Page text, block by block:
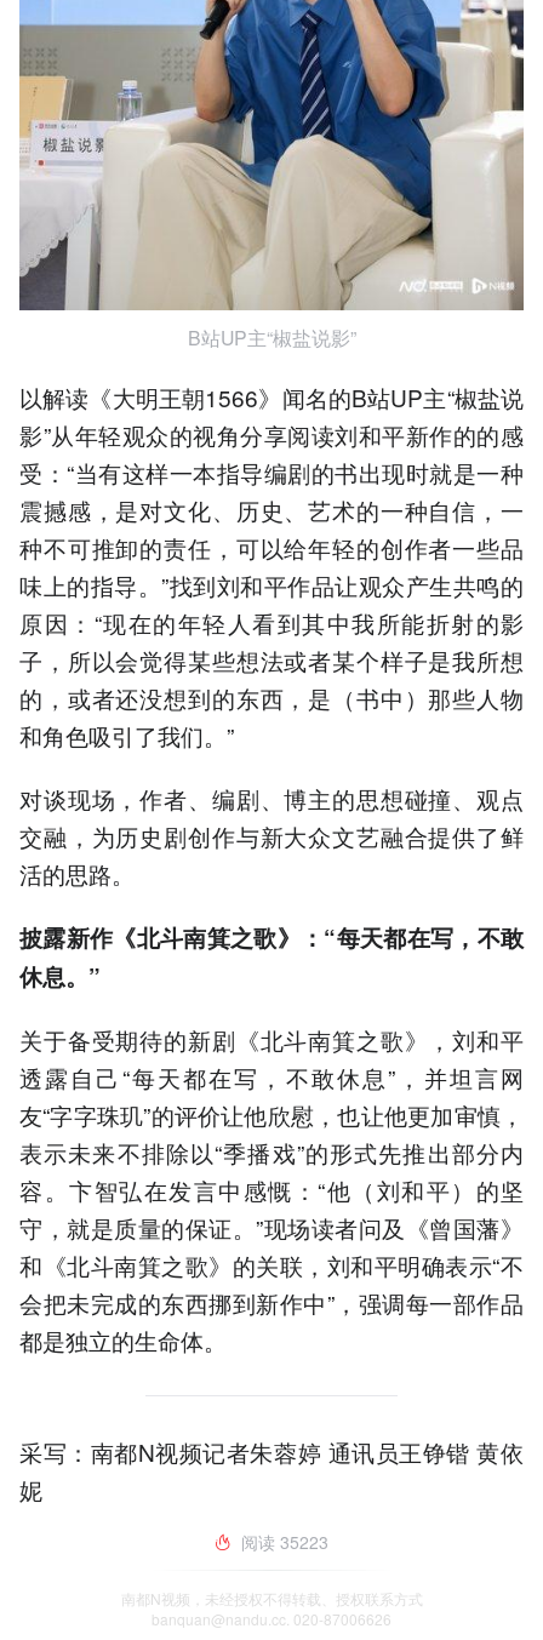
B站UP主“椒盐说影”
以解读《大明王朝1566》闻名的B站UP主“椒盐说
影”从年轻观众的视角分享阅读刘和平新作的的感
受：“当有这样一本指导编剧的书出现时就是一种
震撼感，是对文化、历史、艺术的一种自信，一
种不可推卸的责任，可以给年轻的创作者一些品
味上的指导。”找到刘和平作品让观众产生共鸣的
原因：“现在的年轻人看到其中我所能折射的影
子，所以会觉得某些想法或者某个样子是我所想
的，或者还没想到的东西，是（书中）那些人物
和角色吸引了我们。”
对谈现场，作者、编剧、博主的思想碰撞、观点
交融，为历史剧创作与新大众文艺融合提供了鲜
活的思路。
披露新作《北斗南箕之歌》：“每天都在写，不敢
休息。”
关于备受期待的新剧《北斗南箕之歌》，刘和平
透露自己“每天都在写，不敢休息”，并坦言网
友“字字珠玑”的评价让他欣慰，也让他更加审慎，
表示未来不排除以“季播戏”的形式先推出部分内
容。卞智弘在发言中感慨：“他（刘和平）的坚
守，就是质量的保证。”现场读者问及《曾国藩》
和《北斗南箕之歌》的关联，刘和平明确表示“不
会把未完成的东西挪到新作中”，强调每一部作品
都是独立的生命体。
采写：南都N视频记者朱蓉婷 通讯员王铮锴 黄依
妮
阅读 35223
南都N视频，未经授权不得转载、授权联系方式
banquan@nandu.cc. 020-87006626